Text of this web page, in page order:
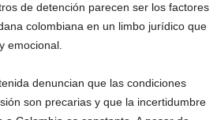
de detención parecen ser los factores
colombiana en un limbo jurídico que
emocional.
denuncian que las condiciones
son precarias y que la incertidumbre